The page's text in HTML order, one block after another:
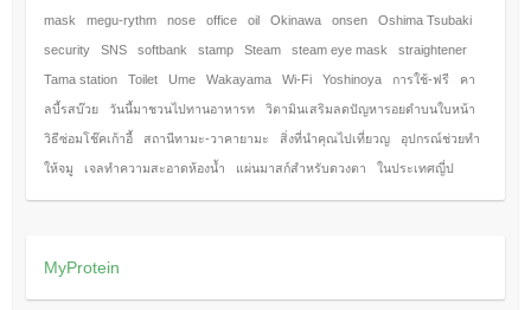
mask megu-rythm nose office oil Okinawa onsen Oshima Tsubaki
security SNS softbank stamp Steam steam eye mask straightener
Tama station Toilet Ume Wakayama Wi-Fi Yoshinoya การใช้-ฟรี คา
ลบี้รสบ๊วย วันนี้มาชวนไปทานอาหารท วิตามินเสริมลดปัญหารอยดำบนใบหน้า
วิธีซ่อมโช๊คเก้าอี้ สถานีทามะ-วาคายามะ สิ่งที่นำคุณไปเที่ยวญ อุปกรณ์ช่วยทำ
ให้จมู เจลทำความสะอาดห้องนํ้า แผ่นมาสก์สำหรับดวงตา ในประเทศญี่ป
MyProtein